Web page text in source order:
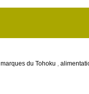
marques du Tohoku ,